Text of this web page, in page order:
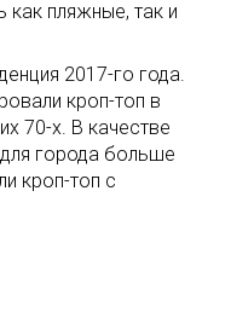
пляжные, так и
2017-го года.
кроп-топ в
70-х. В качестве
города больше
кроп-топ с